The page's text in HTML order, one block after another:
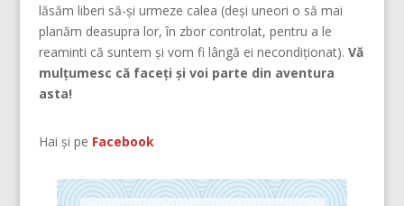
lăsăm liberi să-și urmeze calea (deşi uneori o să mai
planăm deasupra lor, în zbor controlat, pentru a le
reaminti că suntem şi vom fi lângă ei necondiţionat). Vă
mulțumesc că faceți și voi parte din aventura
asta!
Hai și pe Facebook